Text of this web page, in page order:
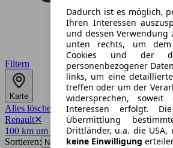
Dadurch ist es möglich,
Ihren Interessen
und dessen Verwendung
unten rechts, um dem
Cookies und der
personenbezogener
links, um eine
treffen oder um der
widersprechen,
Interessen erfolgt.
Übermittlung
Drittländer, u.a. die USA,
keine Einwilligung
Filtern
Karte
Alles löschen
Renault✕
100 km um 18147✕
Sortieren: